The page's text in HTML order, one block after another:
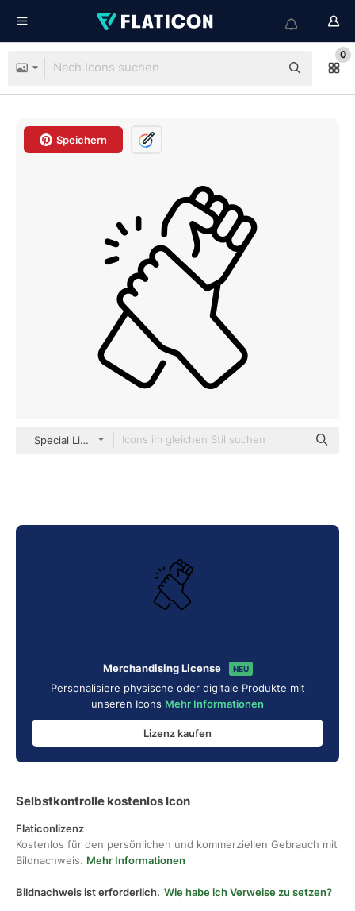
0
Speichern
Special Lineal
Merchandising License NEU
Personalisiere physische oder digitale Produkte mit
unseren Icons Mehr Informationen
Lizenz kaufen
Selbstkontrolle kostenlos Icon
Flaticonlizenz
Kostenlos für den persönlichen und kommerziellen Gebrauch mit
Bildnachweis. Mehr Informationen
Bildnachweis ist erforderlich. Wie habe ich Verweise zu setzen?